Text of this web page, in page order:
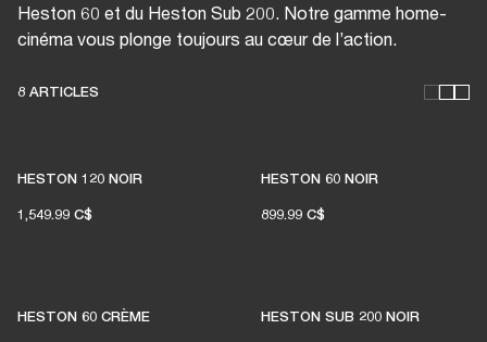
Heston 60 et du Heston Sub 200. Notre gamme home-
cinéma vous plonge toujours au cœur de l’action.
8 ARTICLES
HESTON 120 NOIR
1,549.99 C$
HESTON 60 NOIR
899.99 C$
LIVE
indépendantes
HESTON 60 CRÈME HESTON SUB 200 NOIR